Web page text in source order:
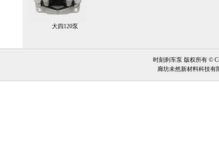
大四120泵
时刻刹车泵 版权所有 ©
廊坊未然新材料科技有